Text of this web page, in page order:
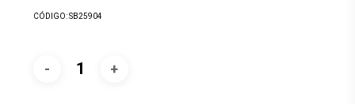
CÓDIGO: SB25904